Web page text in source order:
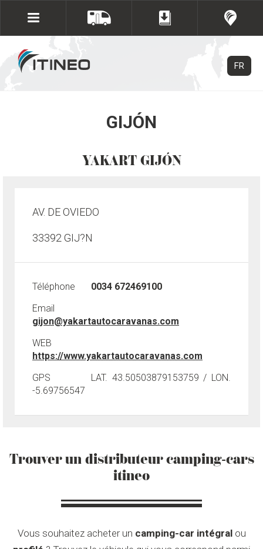
FR
GIJÓN
YAKART GIJÓN
AV. DE OVIEDO
33392 GIJ?N
Téléphone
0034 672469100
Email
gijon@yakartautocaravanas.com
WEB
https://www.yakartautocaravanas.com
GPS
LAT. 43.50503879153759 / LON.
-5.69756547
Trouver un distributeur camping-cars
itineo
Vous souhaitez acheter un camping-car intégralou